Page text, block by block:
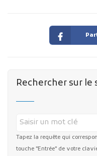
Rechercher sur le
Tapez la requête qui
touche "Entrée" de votre